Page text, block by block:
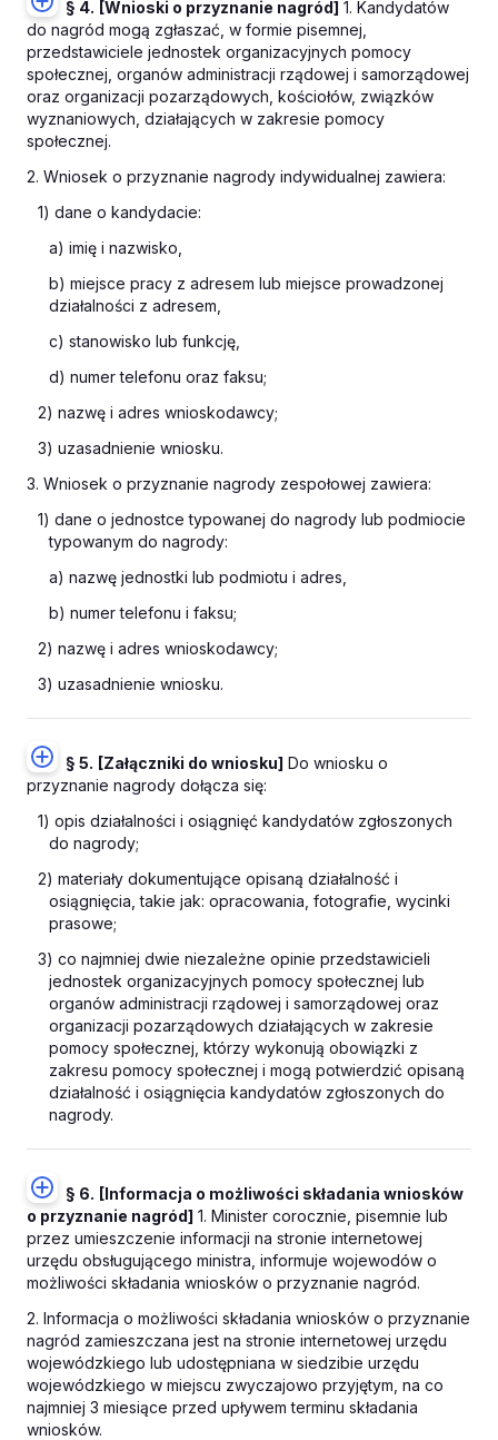
§ 4. [Wnioski o przyznanie nagród] 1. Kandydatów
do nagród mogą zgłaszać, w formie pisemnej,
przedstawiciele jednostek organizacyjnych pomocy
społecznej, organów administracji rządowej i samorządowej
oraz organizacji pozarządowych, kościołów, związków
wyznaniowych, działających w zakresie pomocy
społecznej.
2. Wniosek o przyznanie nagrody indywidualnej zawiera:
1) dane o kandydacie:
a) imię i nazwisko,
b) miejsce pracy z adresem lub miejsce prowadzonej
działalności z adresem,
c) stanowisko lub funkcję,
d) numer telefonu oraz faksu;
2) nazwę i adres wnioskodawcy;
3) uzasadnienie wniosku.
3. Wniosek o przyznanie nagrody zespołowej zawiera:
1) dane o jednostce typowanej do nagrody lub podmiocie
typowanym do nagrody:
a) nazwę jednostki lub podmiotu i adres,
b) numer telefonu i faksu;
2) nazwę i adres wnioskodawcy;
3) uzasadnienie wniosku.
§ 5. [Załączniki do wniosku] Do wniosku o
przyznanie nagrody dołącza się:
1) opis działalności i osiągnięć kandydatów zgłoszonych
do nagrody;
2) materiały dokumentujące opisaną działalność i
osiągnięcia, takie jak: opracowania, fotografie, wycinki
prasowe;
3) co najmniej dwie niezależne opinie przedstawicieli
jednostek organizacyjnych pomocy społecznej lub
organów administracji rządowej i samorządowej oraz
organizacji pozarządowych działających w zakresie
pomocy społecznej, którzy wykonują obowiązki z
zakresu pomocy społecznej i mogą potwierdzić opisaną
działalność i osiągnięcia kandydatów zgłoszonych do
nagrody.
§ 6. [Informacja o możliwości składania wniosków
o przyznanie nagród] 1. Minister corocznie, pisemnie lub
przez umieszczenie informacji na stronie internetowej
urzędu obsługującego ministra, informuje wojewodów o
możliwości składania wniosków o przyznanie nagród.
2. Informacja o możliwości składania wniosków o przyznanie
nagród zamieszczana jest na stronie internetowej urzędu
wojewódzkiego lub udostępniana w siedzibie urzędu
wojewódzkiego w miejscu zwyczajowo przyjętym, na co
najmniej 3 miesiące przed upływem terminu składania
wniosków.